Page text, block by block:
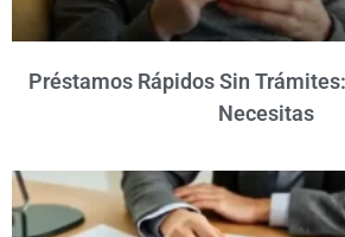
Préstamos Rápidos Sin
Necesitas